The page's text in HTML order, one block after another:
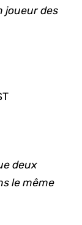
joueur des
deux
le même